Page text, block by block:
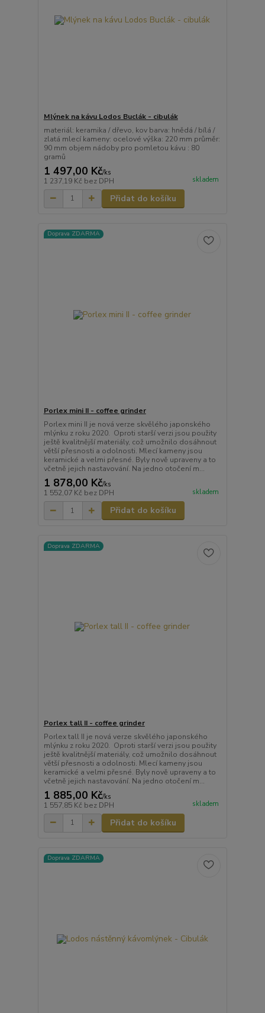
Mlýnek na kávu Lodos Buclák - cibulák
materiál: keramika / dřevo, kov barva: hnědá / bílá /
zlatá mlecí kameny: ocelové výška: 220 mm průměr:
90 mm objem nádoby pro pomletou kávu : 80
gramů
1 497,00 Kč/ks
1 237,19 Kč bez DPH skladem
Přidat do košíku
Doprava ZDARMA
Porlex mini II - coffee grinder
Porlex mini II je nová verze skvělého japonského
mlýnku z roku 2020. Oproti starší verzi jsou použity
ještě kvalitnější materiály, což umožnilo dosáhnout
větší přesnosti a odolnosti. Mlecí kameny jsou
keramické a velmi přesné. Byly nově upraveny a to
včetně jejich nastavování. Na jedno otočení m...
1 878,00 Kč/ks
1 552,07 Kč bez DPH skladem
Přidat do košíku
Doprava ZDARMA
Porlex tall II - coffee grinder
Porlex tall II je nová verze skvělého japonského
mlýnku z roku 2020. Oproti starší verzi jsou použity
ještě kvalitnější materiály, což umožnilo dosáhnout
větší přesnosti a odolnosti. Mlecí kameny jsou
keramické a velmi přesné. Byly nově upraveny a to
včetně jejich nastavování. Na jedno otočení m...
1 885,00 Kč/ks
1 557,85 Kč bez DPH skladem
Přidat do košíku
Doprava ZDARMA